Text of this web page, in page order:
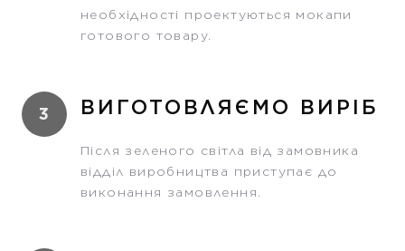
необхідності проектуються мокапи
готового товару.
3 ВИГОТОВЛЯЄМО ВИРІБ
Після зеленого світла від замовника
відділ виробництва приступає до
виконання замовлення.